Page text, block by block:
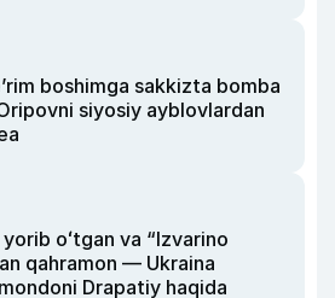
boshimga sakkizta bomba
siyosiy ayblovlardan
oʻtgan va “Izvarino
qahramon — Ukraina
Drapatiy haqida